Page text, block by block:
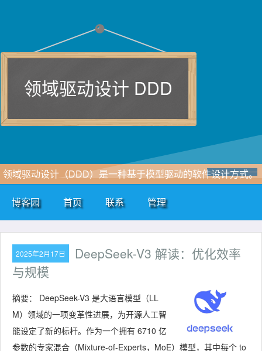
领域驱动设计 DDD
领域驱动设计（DDD）是一种基于模型驱动的软件设计方式。
有效地解决领域中的核心、复杂问题。
博客园 首页 联系 管理
2025年2月17日
DeepSeek-V3 解读：优化效率
与规模
摘要： DeepSeek-V3 是大语言模型（LL
M）领域的一项变革性进展，为开源人工智
能设定了新的标杆。作为一个拥有 6710 亿
参数的专家混合（Mixture-of-Experts，MoE）模型，其中每个 to